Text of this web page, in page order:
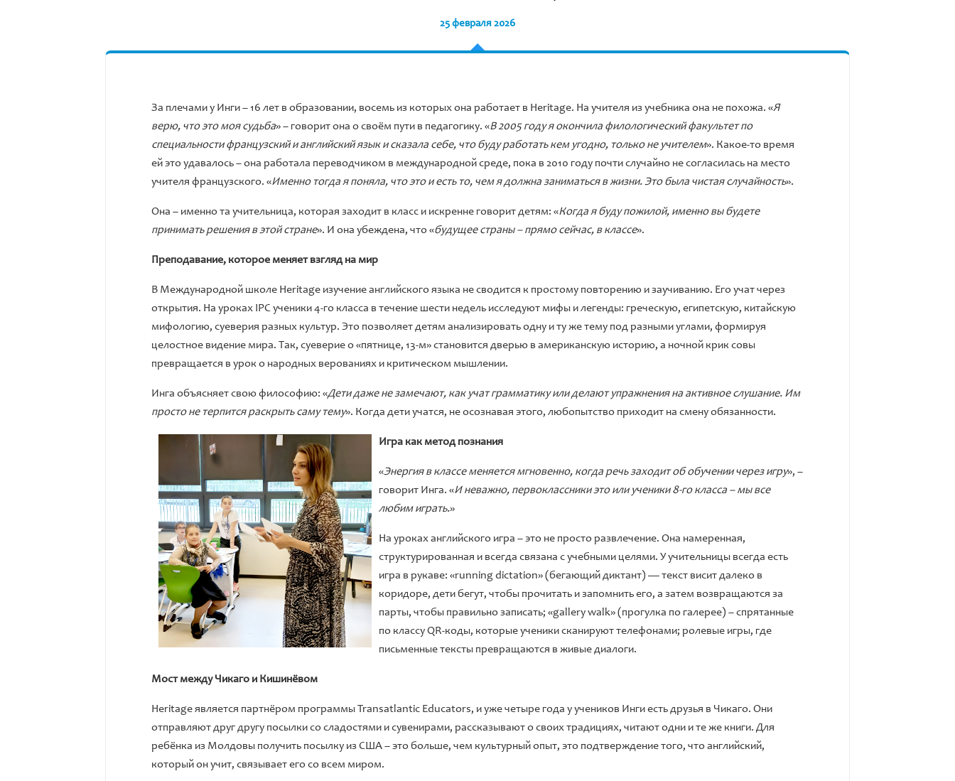
25 февраля 2026
За плечами у Инги – 16 лет в образовании, восемь из которых она работает в Heritage. На учителя из учебника она не похожа. «Я
верю, что это моя судьба» – говорит она о своём пути в педагогику. «В 2005 году я окончила филологический факультет по
специальности французский и английский язык и сказала себе, что буду работать кем угодно, только не учителем». Какое-то время
ей это удавалось – она работала переводчиком в международной среде, пока в 2010 году почти случайно не согласилась на место
учителя французского. «Именно тогда я поняла, что это и есть то, чем я должна заниматься в жизни. Это была чистая случайность».
Она – именно та учительница, которая заходит в класс и искренне говорит детям: «Когда я буду пожилой, именно вы будете
принимать решения в этой стране». И она убеждена, что «будущее страны – прямо сейчас, в классе».
Преподавание, которое меняет взгляд на мир
В Международной школе Heritage изучение английского языка не сводится к простому повторению и заучиванию. Его учат через
открытия. На уроках IPC ученики 4-го класса в течение шести недель исследуют мифы и легенды: греческую, египетскую, китайскую
мифологию, суеверия разных культур. Это позволяет детям анализировать одну и ту же тему под разными углами, формируя
целостное видение мира. Так, суеверие о «пятнице, 13-м» становится дверью в американскую историю, а ночной крик совы
превращается в урок о народных верованиях и критическом мышлении.
Инга объясняет свою философию: «Дети даже не замечают, как учат грамматику или делают упражнения на активное слушание. Им
просто не терпится раскрыть саму тему». Когда дети учатся, не осознавая этого, любопытство приходит на смену обязанности.
Игра как метод познания
«Энергия в классе меняется мгновенно, когда речь заходит об обучении через игру», –
говорит Инга. «И неважно, первоклассники это или ученики 8-го класса – мы все
любим играть.»
На уроках английского игра – это не просто развлечение. Она намеренная,
структурированная и всегда связана с учебными целями. У учительницы всегда есть
игра в рукаве: «running dictation» (бегающий диктант) — текст висит далеко в
коридоре, дети бегут, чтобы прочитать и запомнить его, а затем возвращаются за
парты, чтобы правильно записать; «gallery walk» (прогулка по галерее) – спрятанные
по классу QR-коды, которые ученики сканируют телефонами; ролевые игры, где
письменные тексты превращаются в живые диалоги.
Мост между Чикаго и Кишинёвом
Heritage является партнёром программы Transatlantic Educators, и уже четыре года у учеников Инги есть друзья в Чикаго. Они
отправляют друг другу посылки со сладостями и сувенирами, рассказывают о своих традициях, читают одни и те же книги. Для
ребёнка из Молдовы получить посылку из США – это больше, чем культурный опыт, это подтверждение того, что английский,
который он учит, связывает его со всем миром.